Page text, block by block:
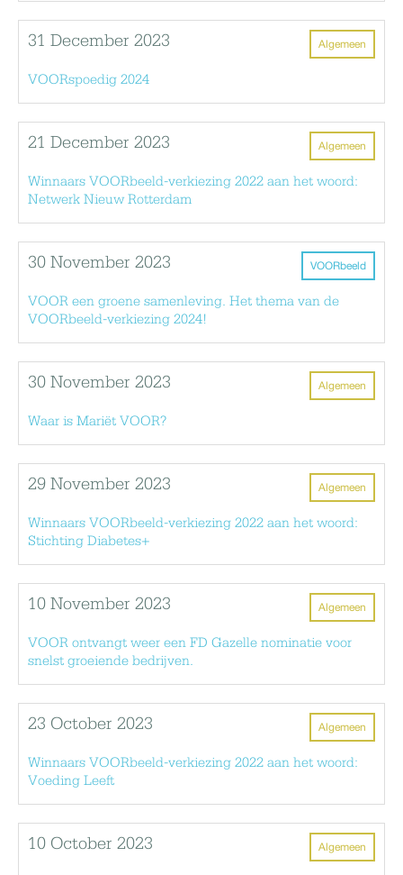
Algemeen
31 December 2023
VOORspoedig 2024
Algemeen
21 December 2023
Winnaars VOORbeeld-verkiezing 2022 aan het woord:
Netwerk Nieuw Rotterdam
VOORbeeld
30 November 2023
VOOR een groene samenleving. Het thema van de
VOORbeeld-verkiezing 2024!
Algemeen
30 November 2023
Waar is Mariët VOOR?
Algemeen
29 November 2023
Winnaars VOORbeeld-verkiezing 2022 aan het woord:
Stichting Diabetes+
Algemeen
10 November 2023
VOOR ontvangt weer een FD Gazelle nominatie voor
snelst groeiende bedrijven.
Algemeen
23 October 2023
Winnaars VOORbeeld-verkiezing 2022 aan het woord:
Voeding Leeft
Algemeen
10 October 2023